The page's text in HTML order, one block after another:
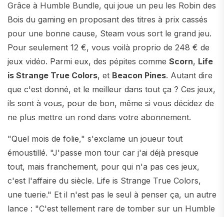
Grâce à Humble Bundle, qui joue un peu les Robin des
Bois du gaming en proposant des titres à prix cassés
pour une bonne cause, Steam vous sort le grand jeu.
Pour seulement 12 €, vous voilà proprio de 248 € de
jeux vidéo. Parmi eux, des pépites comme Scorn, Life
is Strange True Colors, et Beacon Pines. Autant dire
que c'est donné, et le meilleur dans tout ça ? Ces jeux,
ils sont à vous, pour de bon, même si vous décidez de
ne plus mettre un rond dans votre abonnement.
"Quel mois de folie," s'exclame un joueur tout
émoustillé. "J'passe mon tour car j'ai déjà presque
tout, mais franchement, pour qui n'a pas ces jeux,
c'est l'affaire du siècle. Life is Strange True Colors,
une tuerie." Et il n'est pas le seul à penser ça, un autre
lance : "C'est tellement rare de tomber sur un Humble